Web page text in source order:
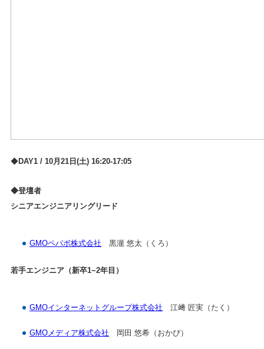
◆DAY1 / 10月21日(土) 16:20-17:05
◆登壇者
シニアエンジニアリングリード
GMOペパボ株式会社 黒瀧 悠太（くろ）
若手エンジニア（新卒1~2年目）
GMOインターネットグループ株式会社 江﨑 匠実（たく）
GMOメディア株式会社 岡田 悠希（おかぴ）